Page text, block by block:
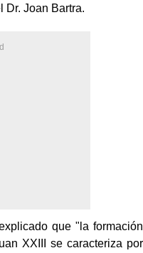
Dr. Joan Bartra.
que "la formación
XXIII se caracteriza por